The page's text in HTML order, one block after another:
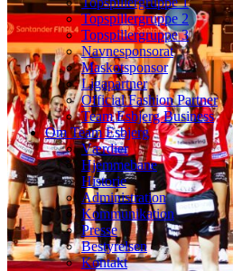
Topspillergruppe 2
Topspillergruppe 3
Navnesponsorat
Maskotsponsor
Ligapartner
Official Fashion Partner
Team Esbjerg Business
Om Team Esbjerg
Værdier
Hjemmebane
Historie
Administration
Kommunikation
Presse
Bestyrelsen
Kontakt